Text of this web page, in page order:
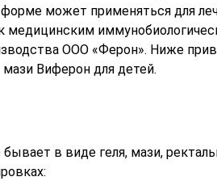
может применяться для
медицинским
ООО «Ферон». Ниже
мази Виферон для детей.
в виде геля, мази,